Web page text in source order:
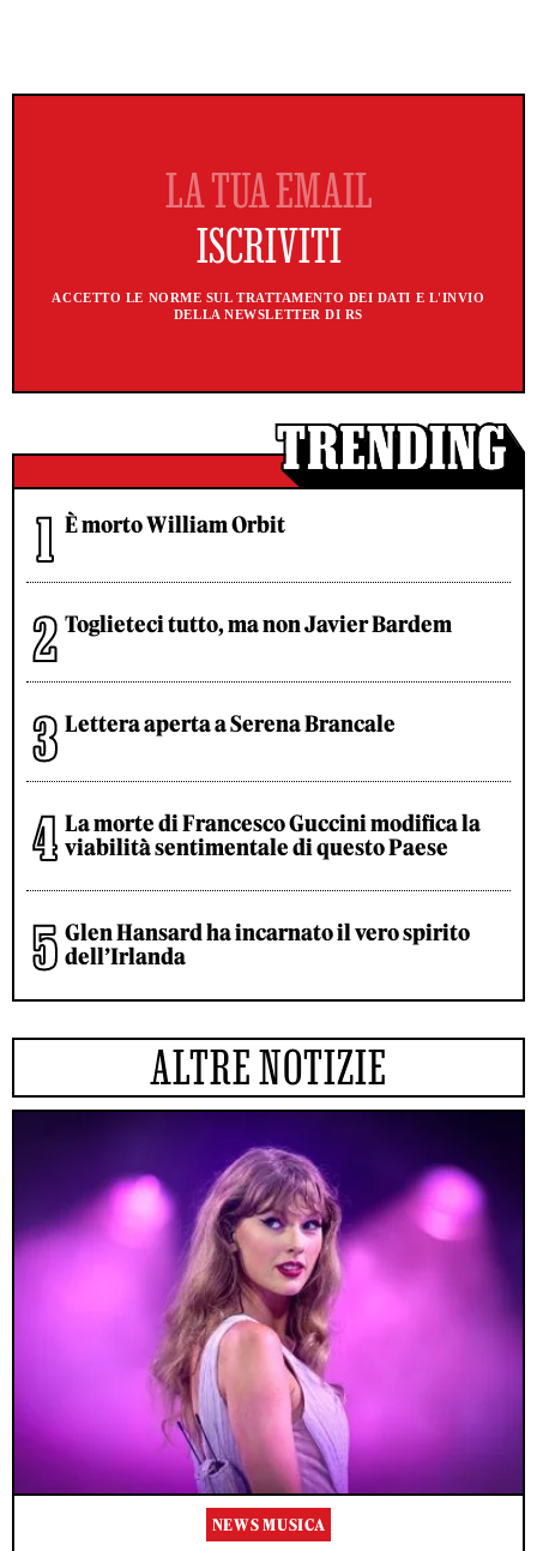
ACCETTO LE NORME SUL TRATTAMENTO DEI DATI E L'INVIO
DELLA NEWSLETTER DI RS
È morto William Orbit
Toglieteci tutto, ma non Javier Bardem
Lettera aperta a Serena Brancale
La morte di Francesco Guccini modifica la
viabilità sentimentale di questo Paese
Glen Hansard ha incarnato il vero spirito
dell’Irlanda
ALTRE NOTIZIE
NEWS MUSICA